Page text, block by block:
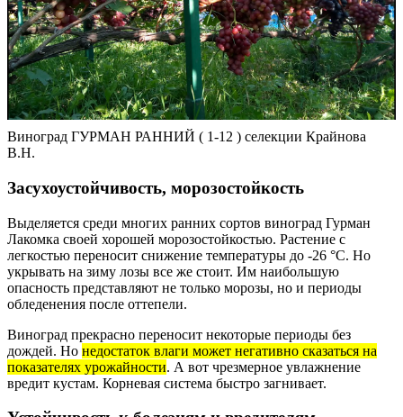
Виноград ГУРМАН РАННИЙ ( 1-12 ) селекции Крайнова
В.Н.
Засухоустойчивость, морозостойкость
Выделяется среди многих ранних сортов виноград Гурман
Лакомка своей хорошей морозостойкостью. Растение с
легкостью переносит снижение температуры до -26 °С. Но
укрывать на зиму лозы все же стоит. Им наибольшую
опасность представляют не только морозы, но и периоды
обледенения после оттепели.
Виноград прекрасно переносит некоторые периоды без
дождей. Но недостаток влаги может негативно сказаться на
показателях урожайности. А вот чрезмерное увлажнение
вредит кустам. Корневая система быстро загнивает.